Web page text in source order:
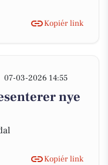
Kopiér link
07-03-2026 14:55
nye
Kopiér link